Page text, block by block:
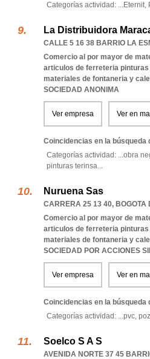
Categorías actividad: ...Eternit,
La Distribuidora
CALLE 5 16 38 BARRIO LA
Comercio al por mayor de
articulos de ferreteria
materiales de fontaneria y
SOCIEDAD ANONIMA
Ver empresa Ver en
Coincidencias en la búsqueda
Categorías actividad: ...obra
pinturas terinsa...
Nuruena Sas
CARRERA 25 13 40, BOGOTA
Comercio al por mayor de
articulos de ferreteria
materiales de fontaneria y
SOCIEDAD POR ACCIONES
Ver empresa Ver en
Coincidencias en la búsqueda
Categorías actividad: ...pvc,
Soelco S A S
AVENIDA NORTE 37 45